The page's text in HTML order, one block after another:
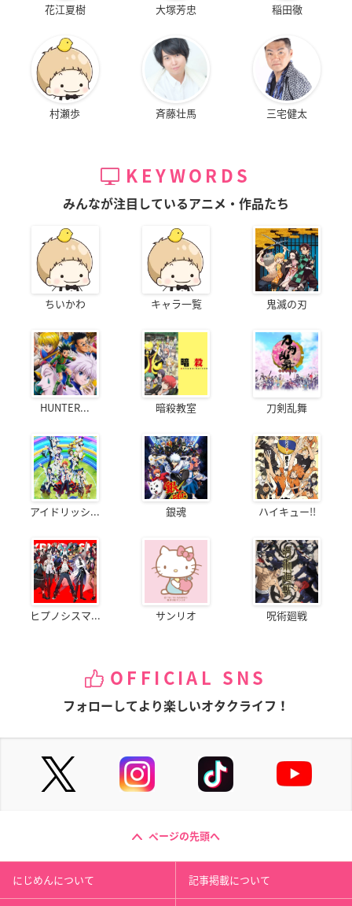
花江夏樹 大塚芳忠 稲田徹
村瀬歩 斉藤壮馬 三宅健太
KEYWORDS
みんなが注目しているアニメ・作品たち
ちいかわ キャラ一覧 鬼滅の刃
HUNTER... 暗殺教室 刀剣乱舞
アイドリッシ... 銀魂 ハイキュー!!
ヒプノシスマ... サンリオ 呪術廻戦
OFFICIAL SNS
フォローしてより楽しいオタクライフ！
ページの先頭へ
にじめんについて 記事掲載について